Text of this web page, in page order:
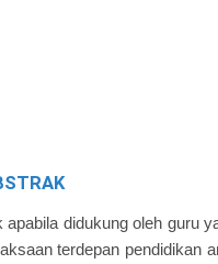
didukung oleh guru
terdepan pendidikan